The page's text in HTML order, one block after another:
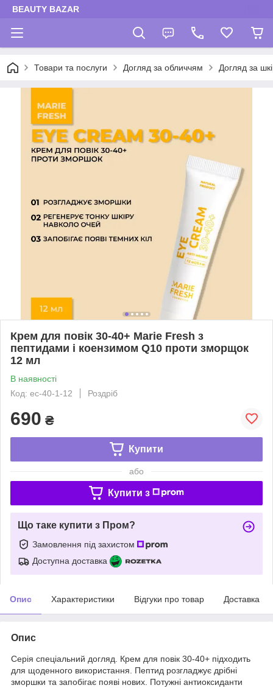
BEAUTY BAZAR
Товари та послуги Догляд за обличчям Догляд за
Крем для повік 30-40+ Marie Fresh з
пептидами і коензимом Q10 проти зморщок
12 мл
В наявності
Код: ec-40-1-12
Роздріб
690 ₴
Купити
або
Купити з
Що таке купити з Пром?
Замовлення під захистом
Доступна доставка
Опис Характеристики Відгуки про товар Доставка
Опис
Серія спеціальний догляд. Крем для повік 30-40+ підходить
для щоденного використання. Пептид розгладжує дрібні
зморшки та запобігає появі нових. Потужні антиоксиданти